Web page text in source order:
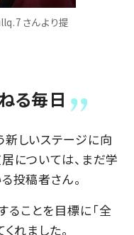
さんより提
る毎日
しいステージに向
については、まだ学
投稿者さん。
ことを目標に「全
れました。